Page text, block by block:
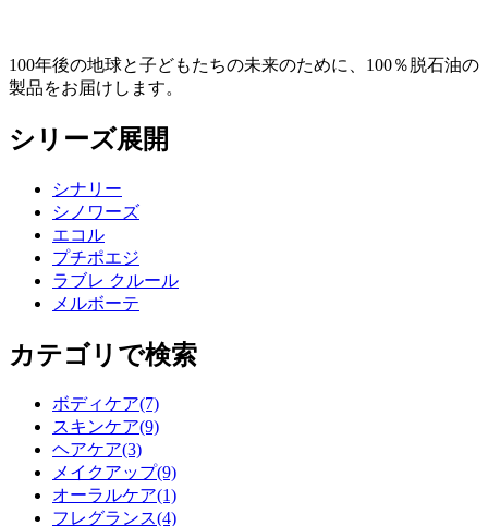
100年後の地球と子どもたちの未来のために、100％脱石油の
製品をお届けします。
シリーズ展開
シナリー
シノワーズ
エコル
プチポエジ
ラブレ クルール
メルボーテ
カテゴリで検索
ボディケア(7)
スキンケア(9)
ヘアケア(3)
メイクアップ(9)
オーラルケア(1)
フレグランス(4)